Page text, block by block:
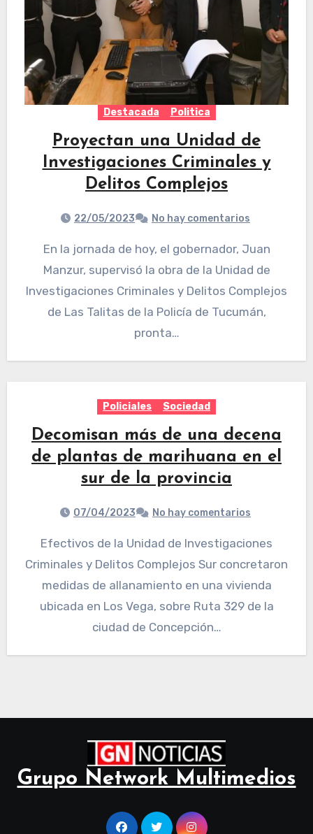
Destacada Politica
Proyectan una Unidad de
Investigaciones Criminales y
Delitos Complejos
22/05/2023 No hay comentarios
En la jornada de hoy, el gobernador, Juan
Manzur, supervisó la obra de la Unidad de
Investigaciones Criminales y Delitos Complejos
de Las Talitas de la Policía de Tucumán,
pronta…
Policiales Sociedad
Decomisan más de una decena
de plantas de marihuana en el
sur de la provincia
07/04/2023 No hay comentarios
Efectivos de la Unidad de Investigaciones
Criminales y Delitos Complejos Sur concretaron
medidas de allanamiento en una vivienda
ubicada en Los Vega, sobre Ruta 329 de la
ciudad de Concepción…
Grupo Network Multimedios